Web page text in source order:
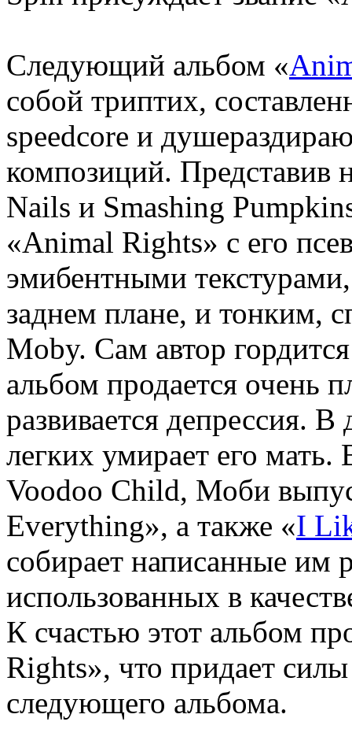
Следующий альбом «
собой триптих,
speedcore и
композиций. Представив
Nails и Smashing
«Animal Rights» с его
эмибентными
заднем плане, и тонким,
Moby. Сам автор
альбом продается очень
развивается депрессия.
легких умирает его
Voodoo Child, Моби
Everything», а также «I
собирает написанные им
использованных в
К счастью этот альбом
Rights», что придает
следующего альбома.